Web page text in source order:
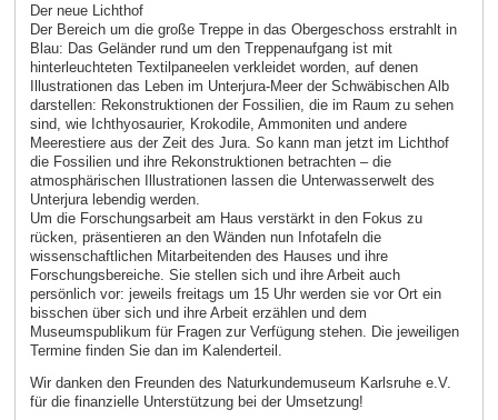
Der neue Lichthof
Der Bereich um die große Treppe in das Obergeschoss erstrahlt in
Blau: Das Geländer rund um den Treppenaufgang ist mit
hinterleuchteten Textilpaneelen verkleidet worden, auf denen
Illustrationen das Leben im Unterjura-Meer der Schwäbischen Alb
darstellen: Rekonstruktionen der Fossilien, die im Raum zu sehen
sind, wie Ichthyosaurier, Krokodile, Ammoniten und andere
Meerestiere aus der Zeit des Jura. So kann man jetzt im Lichthof
die Fossilien und ihre Rekonstruktionen betrachten – die
atmosphärischen Illustrationen lassen die Unterwasserwelt des
Unterjura lebendig werden.
Um die Forschungsarbeit am Haus verstärkt in den Fokus zu
rücken, präsentieren an den Wänden nun Infotafeln die
wissenschaftlichen Mitarbeitenden des Hauses und ihre
Forschungsbereiche. Sie stellen sich und ihre Arbeit auch
persönlich vor: jeweils freitags um 15 Uhr werden sie vor Ort ein
bisschen über sich und ihre Arbeit erzählen und dem
Museumspublikum für Fragen zur Verfügung stehen. Die jeweiligen
Termine finden Sie dan im Kalenderteil.
Wir danken den Freunden des Naturkundemuseum Karlsruhe e.V.
für die finanzielle Unterstützung bei der Umsetzung!